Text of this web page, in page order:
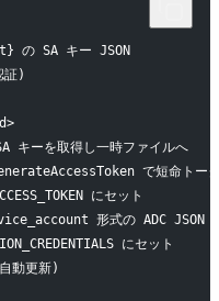
の SA キー JSON
)
ーを取得し一時ファイルへ
で短命トー
にセット
形式の ADC JSON
にセット
動更新)